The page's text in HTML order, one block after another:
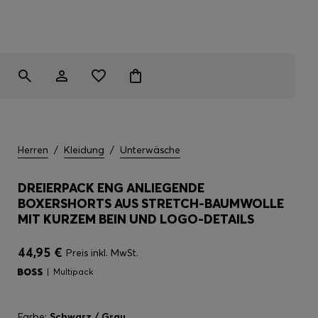
Herren / Kleidung / Unterwäsche
DREIERPACK ENG ANLIEGENDE
BOXERSHORTS AUS STRETCH-BAUMWOLLE
MIT KURZEM BEIN UND LOGO-DETAILS
44,95 € Preis inkl. MwSt.
Multipack